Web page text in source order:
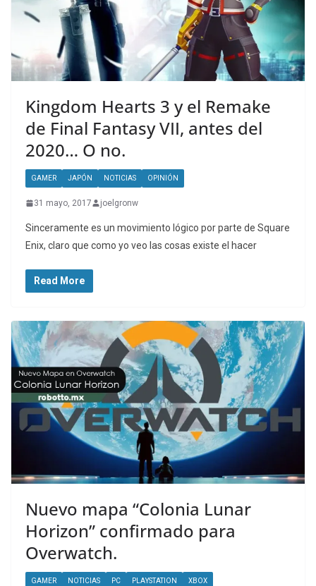
Kingdom Hearts 3 y el Remake
de Final Fantasy VII, antes del
2020… O no.
GAMER JAPÓN NOTICIAS OPINIÓN
31 mayo, 2017 joelgronw
Sinceramente es un movimiento lógico por parte de Square
Enix, claro que como yo veo las cosas existe el hacer
Read More
Nuevo mapa “Colonia Lunar
Horizon” confirmado para
Overwatch.
GAMER NOTICIAS PC PLAYSTATION XBOX